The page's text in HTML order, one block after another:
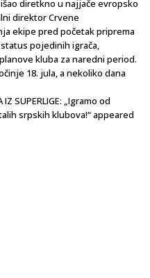
diretkno u najjače evropsko
direktor Crvene
ekipe pred početak priprema
pojedinih igrača,
kluba za naredni period.
18. jula, a nekoliko dana
SUPERLIGE: „Igramo od
srpskih klubova!“ appeared